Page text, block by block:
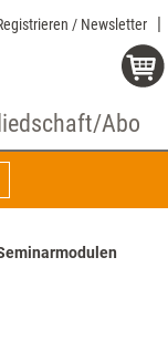
/ Newsletter
Abo